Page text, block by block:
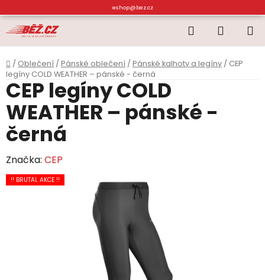
na
obsah
eshop@bez.cz
Hledat
KOŠÍK
Domů
/ Oblečení / Pánské oblečení / Pánské kalhoty a legíny / CEP
legíny COLD WEATHER – pánské - černá
CEP legíny COLD
WEATHER – pánské -
černá
Značka: CEP
!! BRUTAL AKCE !!